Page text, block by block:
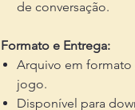
de conversação.
Formato e Entrega:
Arquivo em formato
jogo.
Disponível para